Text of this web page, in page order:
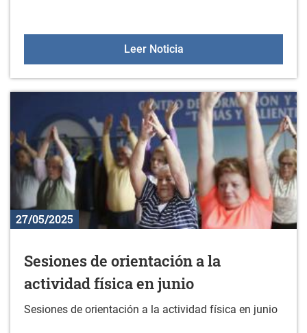
Leer NoticiaPrueba deportiva: Gran
27/05/2025
Sesiones de orientación a la
actividad física en junio
Sesiones de orientación a la actividad física en junio